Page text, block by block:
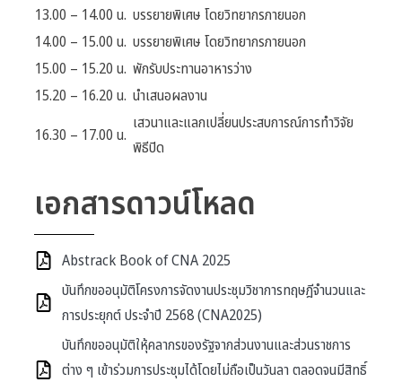
13.00 – 14.00 น. บรรยายพิเศษ โดยวิทยากรภายนอก
14.00 – 15.00 น. บรรยายพิเศษ โดยวิทยากรภายนอก
15.00 – 15.20 น. พักรับประทานอาหารว่าง
15.20 – 16.20 น. นำเสนอผลงาน
16.30 – 17.00 น.
เสวนาและแลกเปลี่ยนประสบการณ์การทำวิจัย
พิธีปิด
เอกสารดาวน์โหลด
Abstrack Book of CNA 2025
บันทึกขออนุมัติโครงการจัดงานประชุมวิชาการทฤษฎีจำนวนและ
การประยุกต์ ประจำปี 2568 (CNA2025)
บันทึกขออนุมัติใหุ้คลากรของรัฐจากส่วนงานและส่วนราชการ
ต่าง ๆ เข้าร่วมการประชุมได้โดยไม่ถือเป็นวันลา ตลอดจนมีสิทธิ์